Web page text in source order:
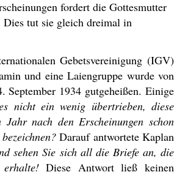
fordert die Gottesmutter
tut sie gleich dreimal in
Gebetsvereinigung (IGV)
und eine Laiengruppe wurde von
September 1934 gutgeheißen. Einige
nicht ein wenig übertrieben, diese
nach den Erscheinungen schon
Darauf antwortete Kaplan
sehen Sie sich all die Briefe an, die
erhalte!Diese Antwort ließ keinen